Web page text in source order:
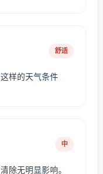
舒适
样的天气条件
中
除无明显影响。